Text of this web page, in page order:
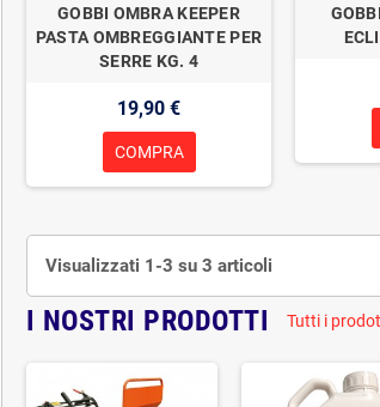
GOBBI OMBRA KEEPER
PASTA OMBREGGIANTE PER
SERRE KG. 4
19,90 €
COMPRA
Visualizzati 1-3 su 3 articoli
I NOSTRI PRODOTTI Tutti i